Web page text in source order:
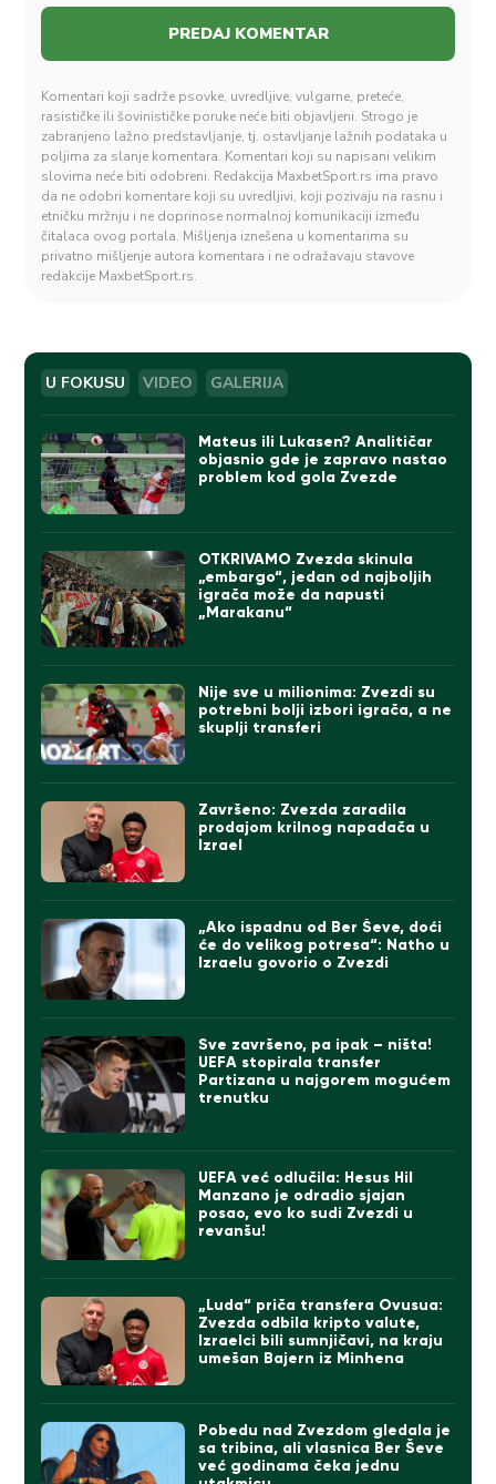
Komentari koji sadrže psovke, uvredljive, vulgarne, preteće,
rasističke ili šovinističke poruke neće biti objavljeni. Strogo je
zabranjeno lažno predstavljanje, tj. ostavljanje lažnih podataka u
poljima za slanje komentara. Komentari koji su napisani velikim
slovima neće biti odobreni. Redakcija MaxbetSport.rs ima pravo
da ne odobri komentare koji su uvredljivi, koji pozivaju na rasnu i
etničku mržnju i ne doprinose normalnoj komunikaciji između
čitalaca ovog portala. Mišljenja iznešena u komentarima su
privatno mišljenje autora komentara i ne odražavaju stavove
redakcije MaxbetSport.rs.
U FOKUSU VIDEO GALERIJA
Mateus ili Lukasen? Analitičar
objasnio gde je zapravo nastao
problem kod gola Zvezde
OTKRIVAMO Zvezda skinula
„embargo“, jedan od najboljih
igrača može da napusti
„Marakanu“
Nije sve u milionima: Zvezdi su
potrebni bolji izbori igrača, a ne
skuplji transferi
Završeno: Zvezda zaradila
prodajom krilnog napadača u
Izrael
„Ako ispadnu od Ber Ševe, doći
će do velikog potresa“: Natho u
Izraelu govorio o Zvezdi
Sve završeno, pa ipak – ništa!
UEFA stopirala transfer
Partizana u najgorem mogućem
trenutku
UEFA već odlučila: Hesus Hil
Manzano je odradio sjajan
posao, evo ko sudi Zvezdi u
revanšu!
„Luda“ priča transfera Ovusua:
Zvezda odbila kripto valute,
Izraelci bili sumnjičavi, na kraju
umešan Bajern iz Minhena
Pobedu nad Zvezdom gledala je
sa tribina, ali vlasnica Ber Ševe
već godinama čeka jednu